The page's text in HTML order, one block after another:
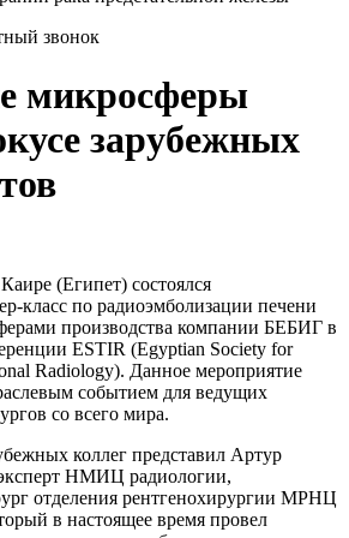
звонок
микросферы
зарубежных
(Египет) состоялся
класс по радиоэмболизации печени
производства компании БЕБИГ в
ESTIR (Egyptian Society for
Radiology). Данное мероприятие
событием для ведущих
со всего мира.
коллег представил Артур
НМИЦ радиологии,
отделения рентгенохирургии МРНЦ
в настоящее время провел